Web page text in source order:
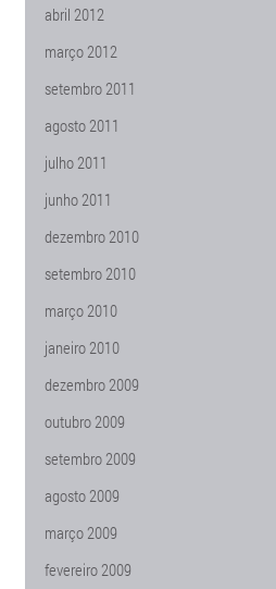
abril 2012
março 2012
setembro 2011
agosto 2011
julho 2011
junho 2011
dezembro 2010
setembro 2010
março 2010
janeiro 2010
dezembro 2009
outubro 2009
setembro 2009
agosto 2009
março 2009
fevereiro 2009